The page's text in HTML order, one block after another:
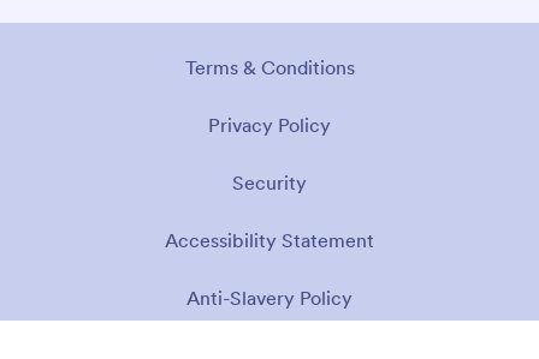
Terms & Conditions
Privacy Policy
Security
Accessibility Statement
Anti-Slavery Policy